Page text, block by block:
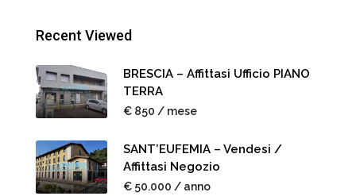
Recent Viewed
BRESCIA – Affittasi Ufficio PIANO
TERRA
€ 850 / mese
SANT’EUFEMIA – Vendesi /
Affittasi Negozio
€ 50.000 / anno